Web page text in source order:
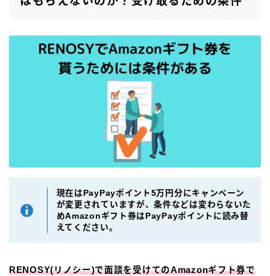
現在はPayPayポイント5万円分にキャンペーン
が変更されていますが、条件などは変わらないた
めAmazonギフト券はPayPayポイントに読み替
えてください。
RENOSY(リノシー)で面談を受けてのAmazonギフト券で